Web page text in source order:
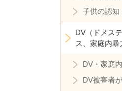
子供の認知
DV（ドメス
ス、家庭内暴
DV・家庭
DV被害者